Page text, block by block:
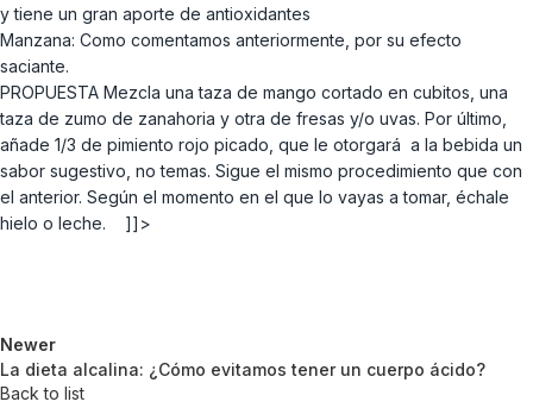
y tiene un gran aporte de antioxidantes
Manzana: Como comentamos anteriormente, por su efecto
saciante.
PROPUESTA Mezcla una taza de mango cortado en cubitos, una
taza de zumo de zanahoria y otra de fresas y/o uvas. Por último,
añade 1/3 de pimiento rojo picado, que le otorgará a la bebida un
sabor sugestivo, no temas. Sigue el mismo procedimiento que con
el anterior. Según el momento en el que lo vayas a tomar, échale
hielo o leche. ]]>
Newer
La dieta alcalina: ¿Cómo evitamos tener un cuerpo ácido?
Back to list